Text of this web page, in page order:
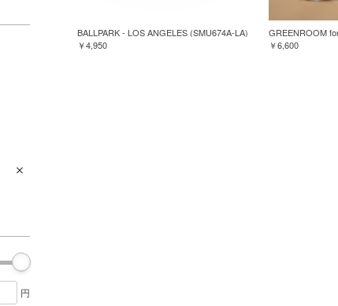
円
BALLPARK - LOS ANGELES (SMU674A-LA)
￥4,950
￥6,600